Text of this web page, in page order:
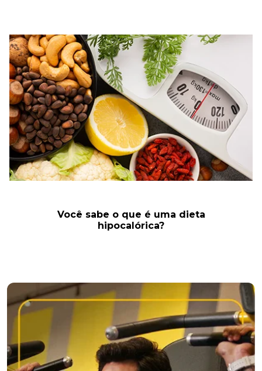
Você sabe o que é uma dieta
hipocalórica?